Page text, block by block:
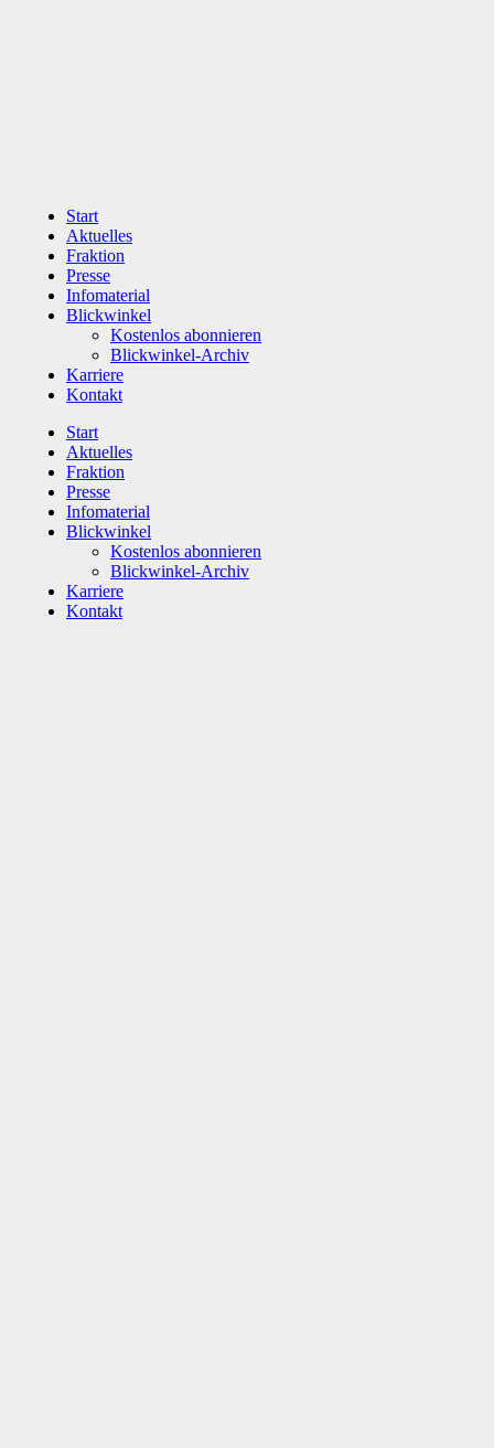
Start
Aktuelles
Fraktion
Presse
Infomaterial
Blickwinkel
Kostenlos abonnieren
Blickwinkel-Archiv
Karriere
Kontakt
Start
Aktuelles
Fraktion
Presse
Infomaterial
Blickwinkel
Kostenlos abonnieren
Blickwinkel-Archiv
Karriere
Kontakt